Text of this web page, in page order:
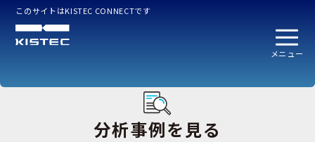
このサイトはKISTEC CONNECTです
メニュー
分析事例を見る